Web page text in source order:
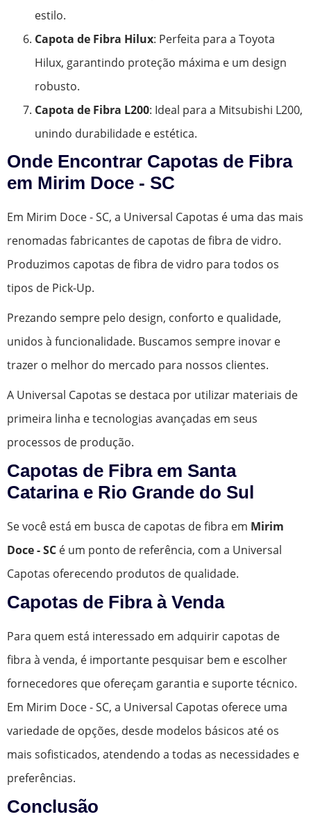
estilo.
Capota de Fibra Hilux: Perfeita para a Toyota
Hilux, garantindo proteção máxima e um design
robusto.
Capota de Fibra L200: Ideal para a Mitsubishi L200,
unindo durabilidade e estética.
Onde Encontrar Capotas de Fibra
em Mirim Doce - SC
Em Mirim Doce - SC, a Universal Capotas é uma das mais
renomadas fabricantes de capotas de fibra de vidro.
Produzimos capotas de fibra de vidro para todos os
tipos de Pick-Up.
Prezando sempre pelo design, conforto e qualidade,
unidos à funcionalidade. Buscamos sempre inovar e
trazer o melhor do mercado para nossos clientes.
A Universal Capotas se destaca por utilizar materiais de
primeira linha e tecnologias avançadas em seus
processos de produção.
Capotas de Fibra em Santa
Catarina e Rio Grande do Sul
Se você está em busca de capotas de fibra em Mirim
Doce - SC é um ponto de referência, com a Universal
Capotas oferecendo produtos de qualidade.
Capotas de Fibra à Venda
Para quem está interessado em adquirir capotas de
fibra à venda, é importante pesquisar bem e escolher
fornecedores que ofereçam garantia e suporte técnico.
Em Mirim Doce - SC, a Universal Capotas oferece uma
variedade de opções, desde modelos básicos até os
mais sofisticados, atendendo a todas as necessidades e
preferências.
Conclusão